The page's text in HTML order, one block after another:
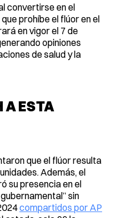
convertirse en el
prohíbe el flúor en el
en vigor el 7 de
opiniones
de salud y la
A ESTA
que el flúor resulta
Además, el
su presencia en el
sin
compartidos por AP